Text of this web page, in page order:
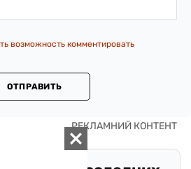
возможность комментировать
ОТПРАВИТЬ